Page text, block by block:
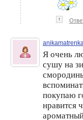
↑
Я очень
сушу на
покупаю
нравится